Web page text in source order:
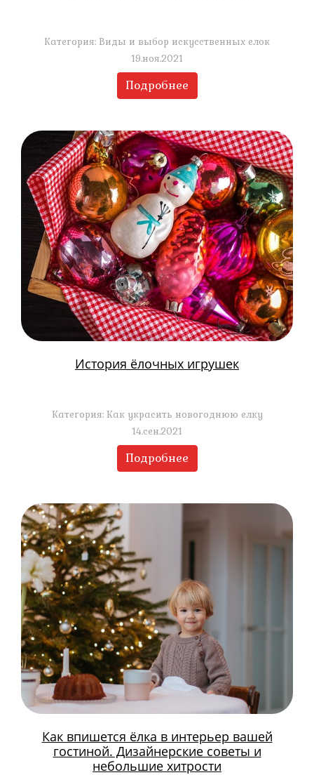
Категория: Виды и выбор искусственных елок
19.ноя.2021
Подробнее
История ёлочных игрушек
Категория: Как украсить новогоднюю елку
14.сен.2021
Подробнее
Как впишется ёлка в интерьер вашей
гостиной. Дизайнерские советы и
небольшие хитрости